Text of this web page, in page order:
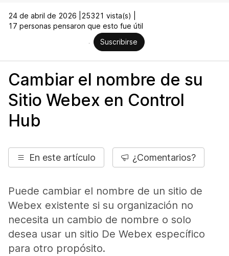
24 de abril de 2026 |
25321 vista(s) |
17 personas pensaron que esto fue útil
Suscribirse
Cambiar el nombre de su
Sitio Webex en Control
Hub
En este artículo ¿Comentarios?
Puede cambiar el nombre de un sitio de
Webex existente si su organización no
necesita un cambio de nombre o solo
desea usar un sitio De Webex específico
para otro propósito.